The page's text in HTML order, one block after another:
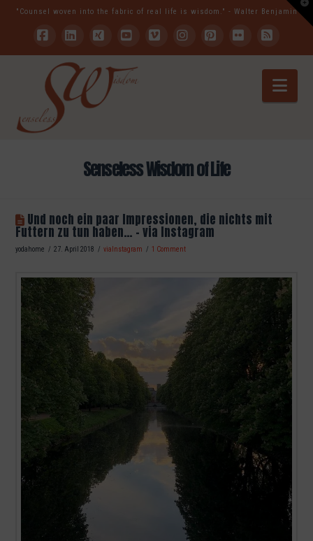
"Counsel woven into the fabric of real life is wisdom." - Walter Benjamin
FacebookLinkedIn
XING YouTubeVimeoInstagramPinterest
FlickrRSS
Senseless Wisdom of Life
Und noch ein paar Impressionen, die nichts mit
Futtern zu tun haben… – via Instagram
yodahome 27. April 2018 viaInstagram 1 Comment